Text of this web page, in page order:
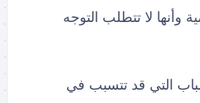
وأنها لا تتطلب التوجه
التي قد تتسبب في